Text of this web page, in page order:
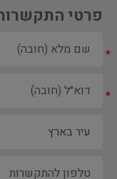
פרטי
*
*